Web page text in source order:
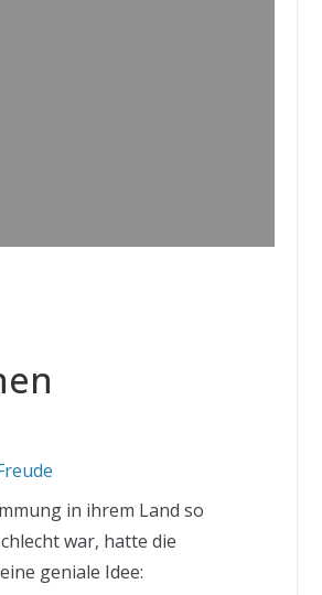
in ihrem Land so
war, hatte die
geniale Idee: